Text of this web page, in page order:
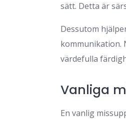
sätt. Detta är
Dessutom
kommunikation.
värdefulla
Vanliga
En vanlig